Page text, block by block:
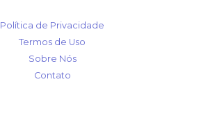
Política de Privacidade
Termos de Uso
Sobre Nós
Contato